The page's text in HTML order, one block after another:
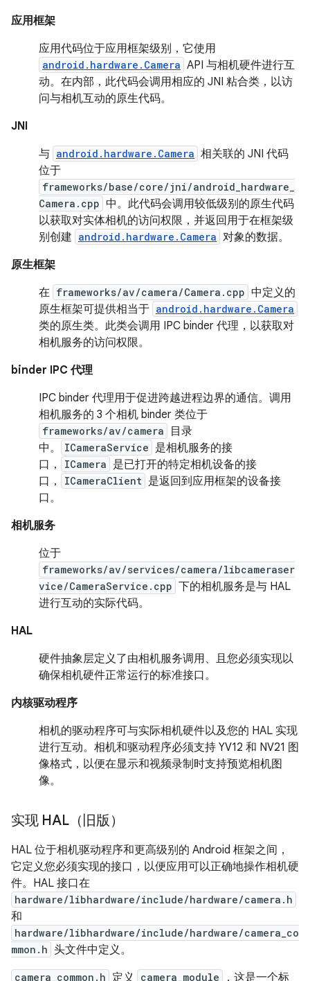
应用框架
应用代码位于应用框架级别，它使用
android.hardware.Camera API 与相机硬件进行互
动。在内部，此代码会调用相应的 JNI 粘合类，以访
问与相机互动的原生代码。
JNI
与 android.hardware.Camera 相关联的 JNI 代码
位于
frameworks/base/core/jni/android_hardware_
Camera.cpp 中。此代码会调用较低级别的原生代码
以获取对实体相机的访问权限，并返回用于在框架级
别创建 android.hardware.Camera 对象的数据。
原生框架
在 frameworks/av/camera/Camera.cpp 中定义的
原生框架可提供相当于 android.hardware.Camera
类的原生类。此类会调用 IPC binder 代理，以获取对
相机服务的访问权限。
binder IPC 代理
IPC binder 代理用于促进跨越进程边界的通信。调用
相机服务的 3 个相机 binder 类位于
frameworks/av/camera
目录
中。
ICameraService 是相机服务的接
口，
ICamera 是已打开的特定相机设备的接
口，
ICameraClient 是返回到应用框架的设备接
口。
相机服务
位于
frameworks/av/services/camera/libcameraser
vice/CameraService.cpp 下的相机服务是与 HAL
进行互动的实际代码。
HAL
硬件抽象层定义了由相机服务调用、且您必须实现以
确保相机硬件正常运行的标准接口。
内核驱动程序
相机的驱动程序可与实际相机硬件以及您的 HAL 实现
进行互动。相机和驱动程序必须支持 YV12 和 NV21 图
像格式，以便在显示和视频录制时支持预览相机图
像。
实现 HAL（旧版）
HAL 位于相机驱动程序和更高级别的 Android 框架之间，
它定义您必须实现的接口，以便应用可以正确地操作相机硬
件。HAL 接口在
hardware/libhardware/include/hardware/camera.h
和
hardware/libhardware/include/hardware/camera_co
mmon.h 头文件中定义。
camera_common.h 定义 camera_module ，这是一个标